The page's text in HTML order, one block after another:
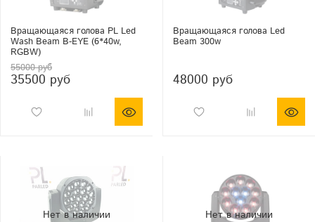
Вращающаяся голова PL Led
Wash Beam B-EYE (6*40w,
RGBW)
55000 руб
35500 руб
Вращающаяся голова Led
Beam 300w
48000 руб